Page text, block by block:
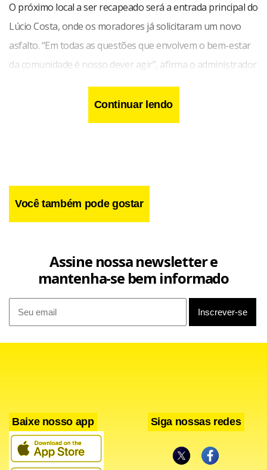
O próximo local a ser recapeado será a entrada principal do
Lúcio Costa, onde os moradores já solicitaram um novo
asfalto. “Em todas as questões que envolvem o bem-estar
da comunidade é nosso dever agir”, afirma o administrador
em exercício, Woshington Batista. “Pretendemos revitalizar
as vias que necessitam, com a maior urgência, antes que as
chuvas se intensifiquem”.
Continuar lendo
Você também pode gostar
Assine nossa newsletter e
mantenha-se bem informado
Baixe nosso app Siga nossas redes